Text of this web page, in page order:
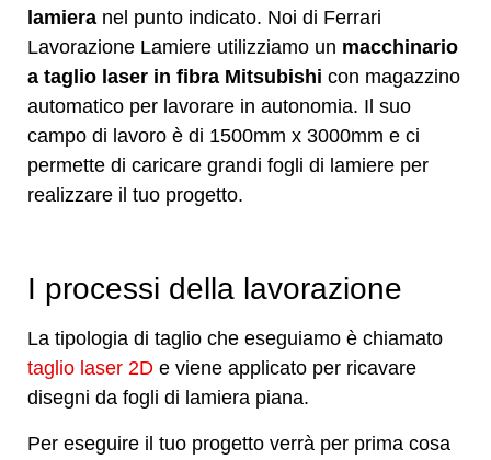
lamiera nel punto indicato. Noi di Ferrari
Lavorazione Lamiere utilizziamo un macchinario
a taglio laser in fibra Mitsubishi con magazzino
automatico per lavorare in autonomia. Il suo
campo di lavoro è di 1500mm x 3000mm e ci
permette di caricare grandi fogli di lamiere per
realizzare il tuo progetto.
I processi della lavorazione
La tipologia di taglio che eseguiamo è chiamato
taglio laser 2D e viene applicato per ricavare
disegni da fogli di lamiera piana.
Per eseguire il tuo progetto verrà per prima cosa